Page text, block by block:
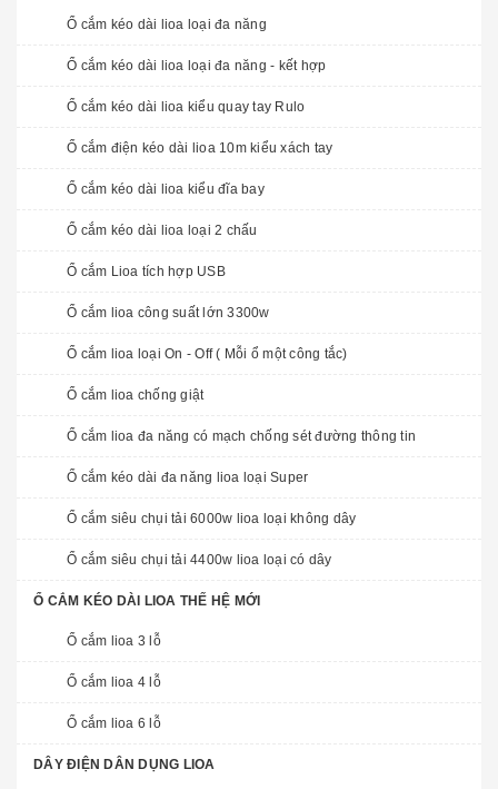
Ổ cắm kéo dài lioa loại đa năng
Ổ cắm kéo dài lioa loại đa năng - kết hợp
Ổ cắm kéo dài lioa kiểu quay tay Rulo
Ổ cắm điện kéo dài lioa 10m kiểu xách tay
Ổ cắm kéo dài lioa kiểu đĩa bay
Ổ cắm kéo dài lioa loại 2 chấu
Ổ cắm Lioa tích hợp USB
Ổ cắm lioa công suất lớn 3300w
Ổ cắm lioa loại On - Off ( Mỗi ổ một công tắc)
Ổ cắm lioa chống giật
Ổ cắm lioa đa năng có mạch chống sét đường thông tin
Ổ cắm kéo dài đa năng lioa loại Super
Ổ cắm siêu chụi tải 6000w lioa loại không dây
Ổ cắm siêu chụi tải 4400w lioa loại có dây
Ổ CẮM KÉO DÀI LIOA THẾ HỆ MỚI
Ổ cắm lioa 3 lỗ
Ổ cắm lioa 4 lỗ
Ổ cắm lioa 6 lỗ
DÂY ĐIỆN DÂN DỤNG LIOA